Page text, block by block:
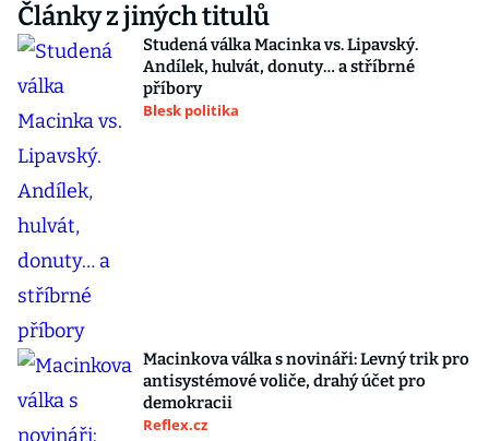
Články z jiných titulů
Studená válka Macinka vs. Lipavský.
Andílek, hulvát, donuty… a stříbrné
příbory
Blesk politika
Macinkova válka s novináři: Levný trik pro
antisystémové voliče, drahý účet pro
demokracii
Reflex.cz